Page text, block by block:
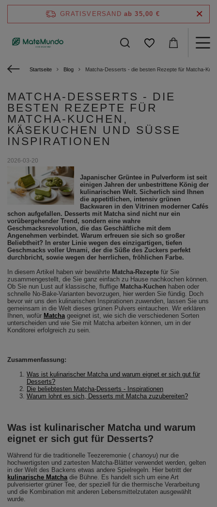
GRATISVERSAND ab 35,00 €
Startseite Blog Matcha-Desserts - die besten Rezepte für Matcha-
MATCHA-DESSERTS - DIE
BESTEN REZEPTE FÜR
MATCHA-KUCHEN,
KÄSEKUCHEN UND SÜSSE I
NSPIRATIONEN
2026-03-20
Japanischer Grüntee in Pulverform ist seit
einigen Jahren der unbestrittene König der
kulinarischen Welt. Sicherlich sind Ihnen
die appetitlichen, intensiv grünen
Backwaren in den Vitrinen moderner Cafés
schon aufgefallen. Desserts mit Matcha sind nicht nur ein
vorübergehender Trend, sondern eine wahre
Geschmacksrevolution, die das Geschäftliche mit dem
Angenehmen verbindet. Warum erfreuen sie sich so großer
Beliebtheit? In erster Linie wegen des einzigartigen, tiefen
Geschmacks voller Umami, der die Süße des Zuckers perfekt
durchbricht, sowie wegen der herrlichen, fröhlichen Farbe.
In diesem Artikel haben wir bewährte Matcha-Rezepte für Sie
zusammengestellt, die Sie ganz einfach zu Hause nachkochen können.
Ob Sie nun Lust auf klassische, fluffige Matcha-Kuchen haben oder
schnelle No-Bake-Varianten bevorzugen, hier werden Sie fündig. Doch
bevor wir uns den kulinarischen Inspirationen zuwenden, lassen Sie uns
gemeinsam in die Welt dieses grünen Pulvers eintauchen. Wir erklären
Ihnen, wofür Matchageeignet ist, wie sich die verschiedenen Sorten
unterscheiden und wie Sie mit Matcha arbeiten können, um in der
Konditorei erfolgreich zu sein.
Zusammenfassung:
Was ist kulinarischer Matcha und warum eignet er sich gut für
Desserts?
Die beliebtesten Matcha-Desserts - Inspirationen
Warum lohnt es sich, Desserts mit Matcha zuzubereiten?
Was ist kulinarischer Matcha und warum
eignet er sich gut für Desserts?
Während für die traditionelle Teezeremonie ( chanoyu) nur die
hochwertigsten und zartesten Matcha-Blätter verwendet werden, gelten
in der Welt des Backens etwas andere Spielregeln. Hier betritt der
kulinarische Matchadie Bühne. Es handelt sich um eine Art
pulverisierter grüner Tee, der speziell für die thermische Verarbeitung
und die Kombination mit anderen Lebensmittelzutaten ausgewählt
wurde.